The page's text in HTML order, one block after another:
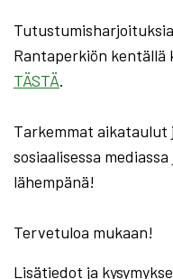
Rantaperkiön kentällä
TÄSTÄ.
Tarkemmat aikataulut
sosiaalisessa
lähempänä!
Tervetuloa mukaan!
Lisätiedot ja